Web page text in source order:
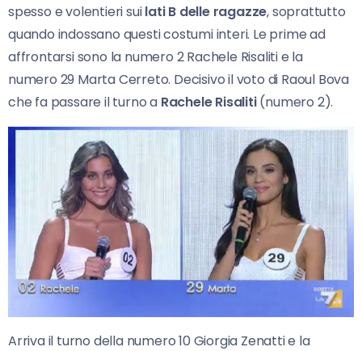
spesso e volentieri suilati B delle ragazze, soprattutto
quando indossano questi costumi interi. Le prime ad
affrontarsi sono la numero 2 Rachele Risaliti e la
numero 29 Marta Cerreto. Decisivo il voto di Raoul Bova
che fa passare il turno a Rachele Risaliti(numero 2).
Arriva il turno della numero 10 Giorgia Zenatti e la